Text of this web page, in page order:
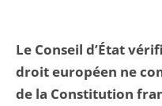
Le Conseil d’État
droit européen ne
de la Constitution